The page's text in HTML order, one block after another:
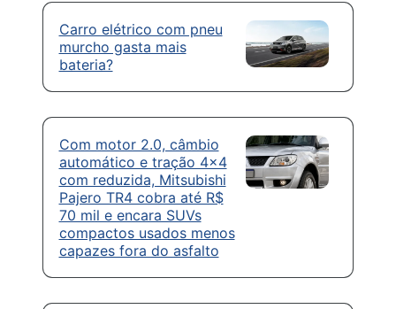
Carro elétrico com pneu
murcho gasta mais
bateria?
Com motor 2.0, câmbio
automático e tração 4×4
com reduzida, Mitsubishi
Pajero TR4 cobra até R$
70 mil e encara SUVs
compactos usados menos
capazes fora do asfalto